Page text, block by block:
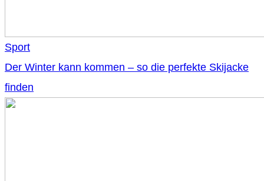
Sport
Der Winter kann kommen – so die perfekte Skijacke
finden